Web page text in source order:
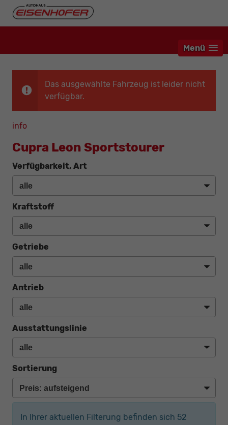
Menü
Das ausgewählte Fahrzeug ist leider nicht
verfügbar.
info
Cupra Leon Sportstourer
Verfügbarkeit, Art
Kraftstoff
Getriebe
Antrieb
Ausstattungslinie
Sortierung
In Ihrer aktuellen Filterung befinden sich 52